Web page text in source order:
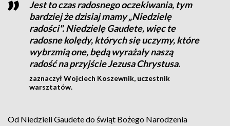
Jest to czas radosnego oczekiwania, tym
bardziej że dzisiaj mamy „Niedzielę
radości". Niedzielę Gaudete, więc te
radosne kolędy, których się uczymy, które
wybrzmią one, będą wyrażały naszą
radość na przyjście Jezusa Chrystusa.
zaznaczył Wojciech Koszewnik, uczestnik
warsztatów.
Od Niedzieli Gaudete do świąt Bożego Narodzenia